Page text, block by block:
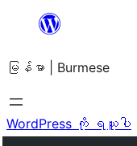
အကြောင်းအရာ
ကျော်သွား
ရန်
မြန်မာ | Burmese
WordPress ကို ရယူပါ